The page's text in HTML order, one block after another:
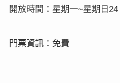
開放時間：星期一~星期日24
門票資訊：免費